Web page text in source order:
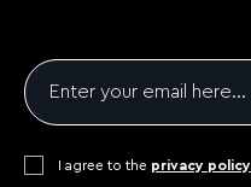
Email
Consent*
I agree to the privacy policy